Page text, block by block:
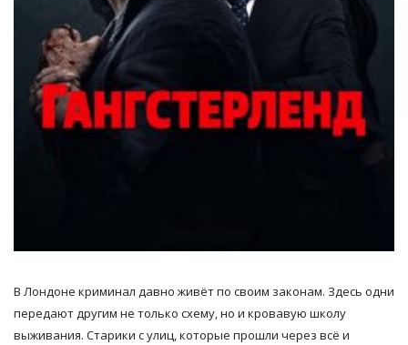
В Лондоне криминал давно живёт по своим законам. Здесь одни
передают другим не только схему, но и кровавую школу
выживания. Старики с улиц, которые прошли через всё и